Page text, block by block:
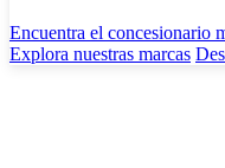
Encuentra el concesionario
Explora nuestras marcas